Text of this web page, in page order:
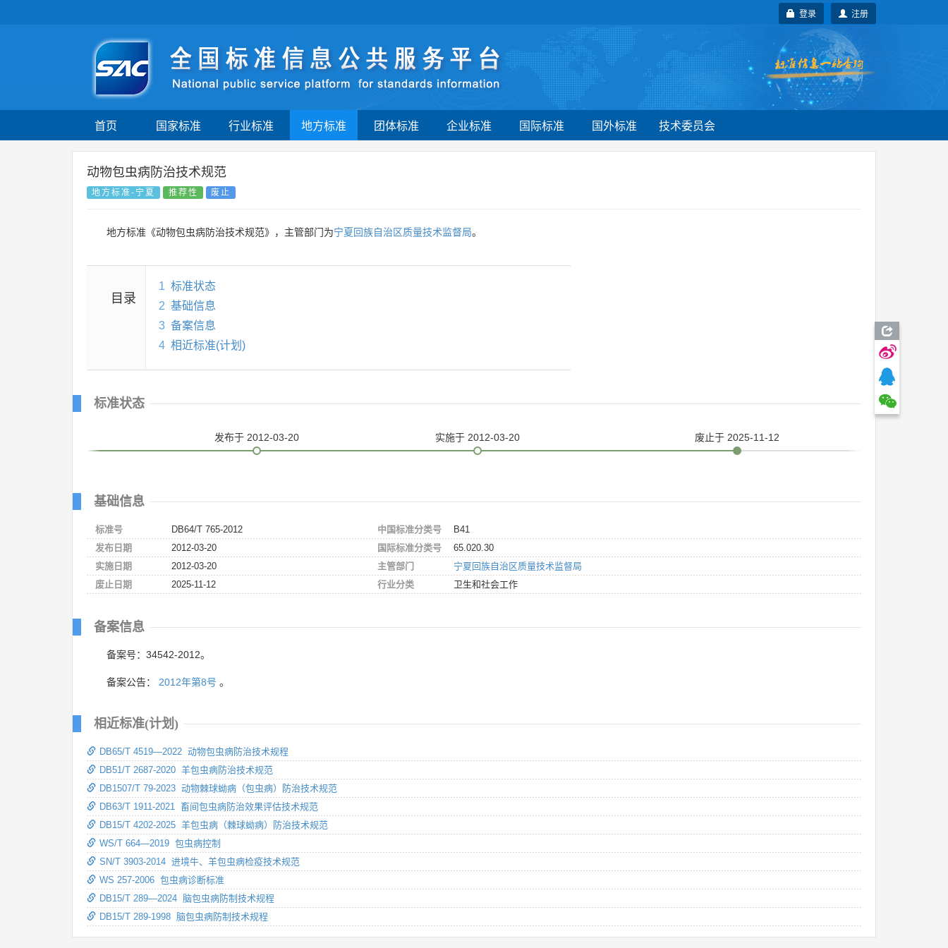
注册
登录
首页 国家标准 行业标准 地方标准 团体标准 企业标准 国际标准 国外标准 技术委员会
动物包虫病防治技术规范
地方标准-宁夏 推荐性 废止
地方标准《动物包虫病防治技术规范》，主管部门为宁夏回族自治区质量技术监督局。
目录
1 标准状态
2 基础信息
3 备案信息
4 相近标准(计划)
标准状态
发布于 2012-03-20 实施于 2012-03-20 废止于 2025-11-12
基础信息
标准号
DB64/T 765-2012
发布日期
2012-03-20
实施日期
2012-03-20
废止日期
2025-11-12
中国标准分类号
B41
国际标准分类号
65.020.30
主管部门
宁夏回族自治区质量技术监督局
行业分类
卫生和社会工作
备案信息
备案号：34542-2012。
备案公告： 2012年第8号 。
相近标准(计划)
DB65/T 4519—2022 动物包虫病防治技术规程
DB51/T 2687-2020 羊包虫病防治技术规范
DB1507/T 79-2023 动物棘球蚴病（包虫病）防治技术规范
DB63/T 1911-2021 畜间包虫病防治效果评估技术规范
DB15/T 4202-2025 羊包虫病（棘球蚴病）防治技术规范
WS/T 664—2019 包虫病控制
SN/T 3903-2014 进境牛、羊包虫病检疫技术规范
WS 257-2006 包虫病诊断标准
DB15/T 289—2024 脑包虫病防制技术规程
DB15/T 289-1998 脑包虫病防制技术规程